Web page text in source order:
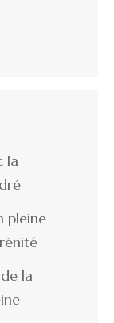
la
pleine
la